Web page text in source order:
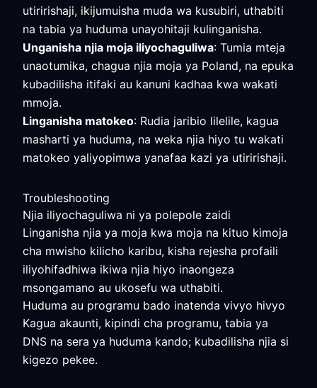
utiririshaji, ikijumuisha muda wa kusubiri, uthabiti
na tabia ya huduma unayohitaji kulinganisha.
Unganisha njia moja iliyochaguliwa: Tumia mteja
unaotumika, chagua njia moja ya Poland, na epuka
kubadilisha itifaki au kanuni kadhaa kwa wakati
mmoja.
Linganisha matokeo: Rudia jaribio lilelile, kagua
masharti ya huduma, na weka njia hiyo tu wakati
matokeo yaliyopimwa yanafaa kazi ya utiririshaji.
Troubleshooting
Njia iliyochaguliwa ni ya polepole zaidi
Linganisha njia ya moja kwa moja na kituo kimoja
cha mwisho kilicho karibu, kisha rejesha profaili
iliyohifadhiwa ikiwa njia hiyo inaongeza
msongamano au ukosefu wa uthabiti.
Huduma au programu bado inatenda vivyo hivyo
Kagua akaunti, kipindi cha programu, tabia ya
DNS na sera ya huduma kando; kubadilisha njia si
kigezo pekee.